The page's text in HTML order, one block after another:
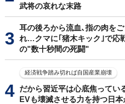
武将の哀れな末路
耳の後ろから流血､指の肉を
れ…クマに｢猪木キック｣で応
の"数十秒間の死闘"
経済戦争踏み切れば自国産業崩壊
だから習近平は心底焦ってい
EVも壊滅させる力を持つ日